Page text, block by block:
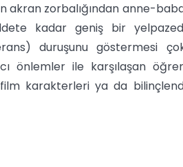
zorbalığından anne-
kadar geniş bir
duruşunu göstermesi
önlemler ile karşılaşan
karakterleri ya da